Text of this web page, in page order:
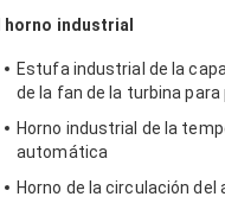
horno industrial
Estufa industrial de la
de la fan de la turbina
Horno industrial de la
automática
Horno de la circulación del